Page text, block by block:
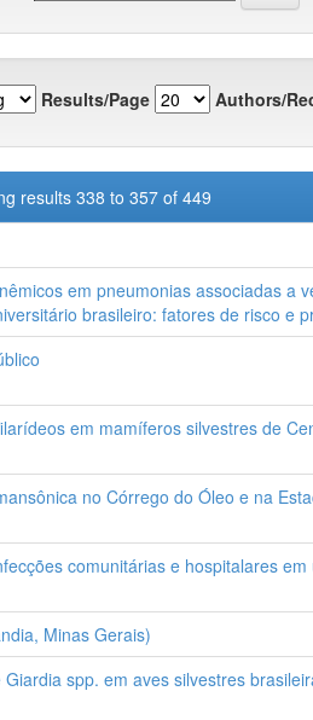
Results/Page Authors/
results 338 to 357 of 449
em pneumonias associadas a
brasileiro: fatores de risco e
em mamíferos silvestres de
no Córrego do Óleo e na
comunitárias e hospitalares
Minas Gerais)
spp. em aves silvestres